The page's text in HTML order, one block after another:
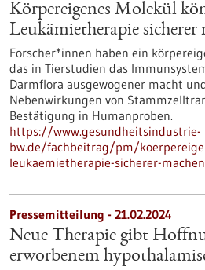
Körpereigenes Molekül
Leukämietherapie sicherer
Forscher*innen haben ein
das in Tierstudien das
Darmflora ausgewogener macht
Nebenwirkungen von
Bestätigung in Humanproben.
https://www.gesundheitsindustrie-
bw.de/fachbeitrag/pm/
leukaemietherapie-sicherer-machen
Pressemitteilung - 21.02.2024
Neue Therapie gibt
erworbenem